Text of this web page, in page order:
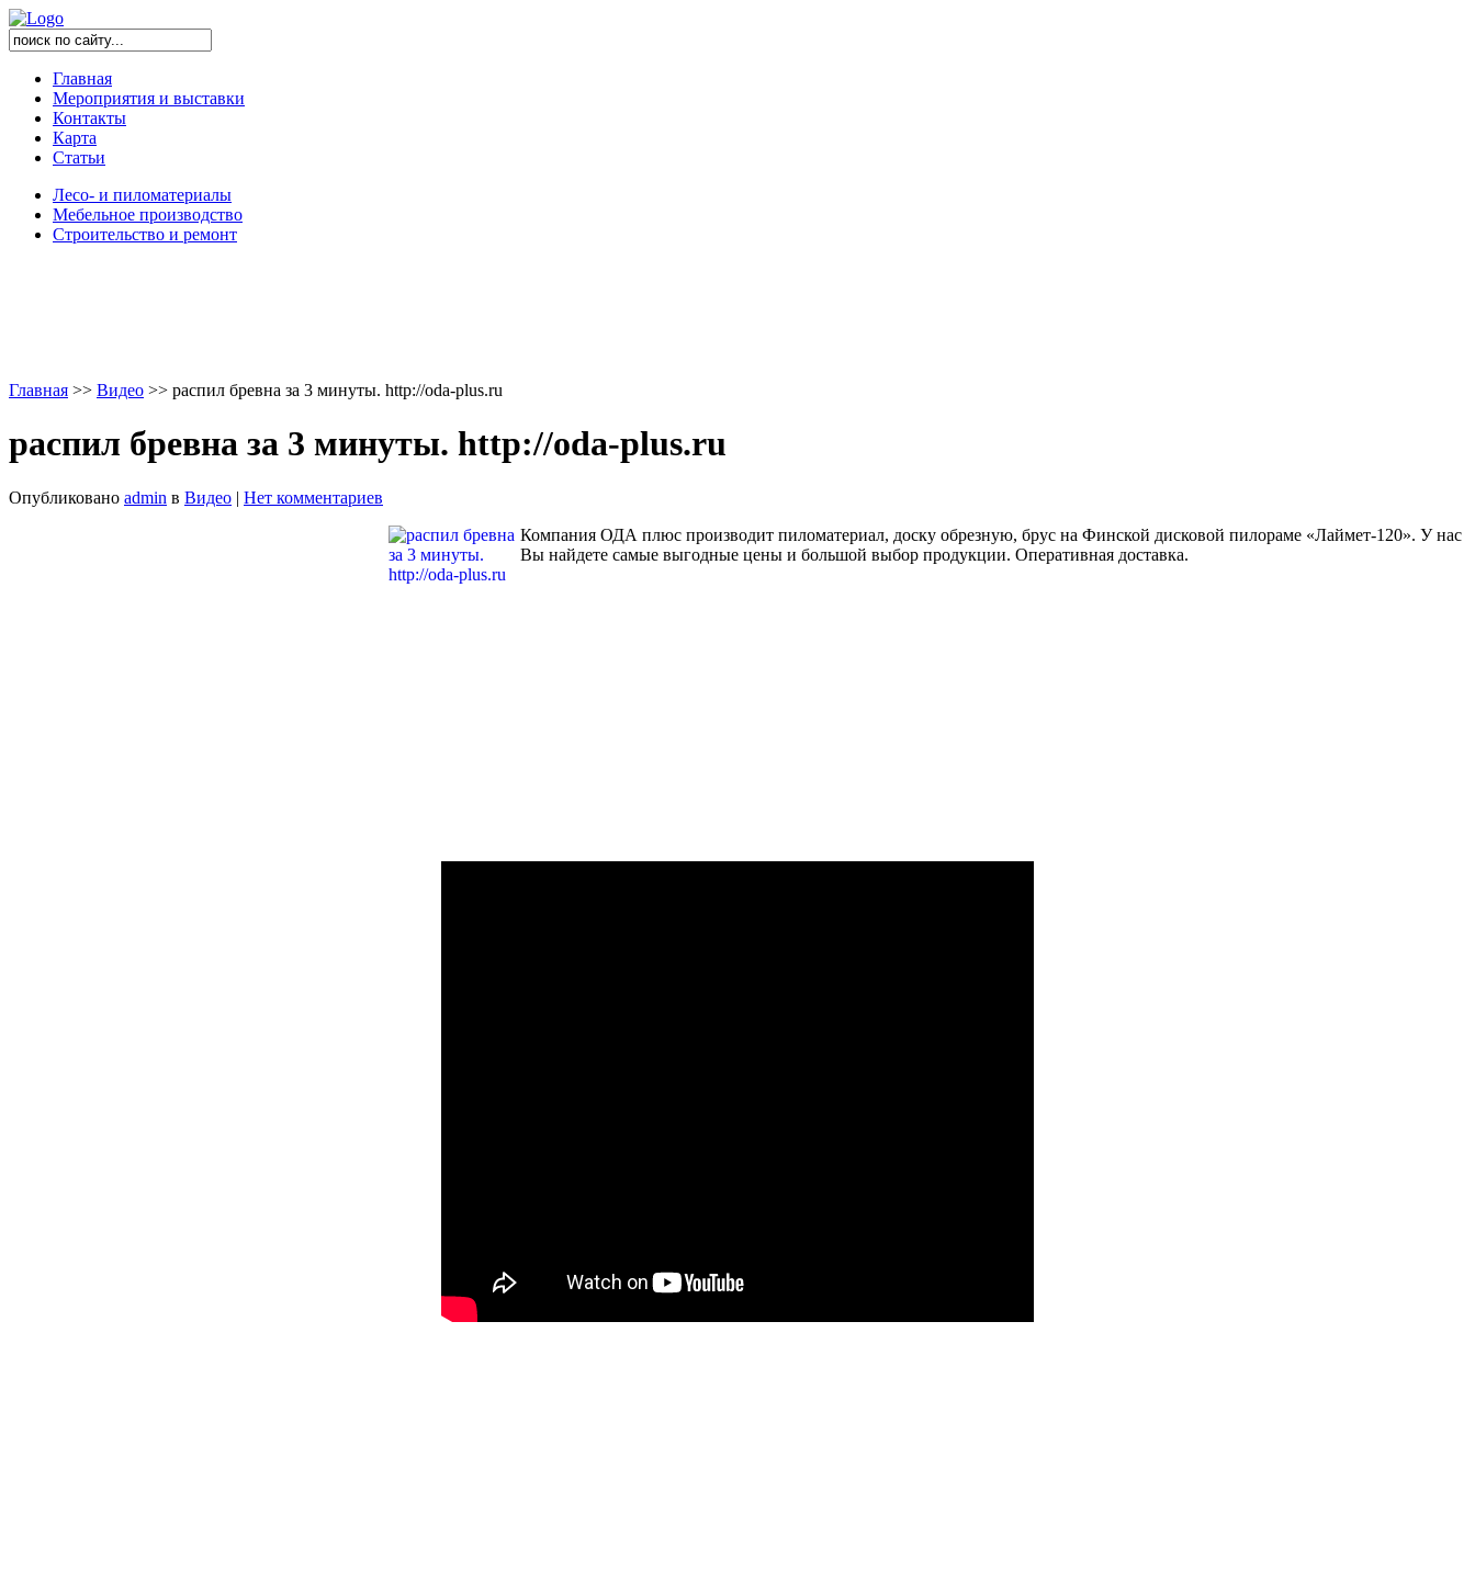
Главная
Мероприятия и выставки
Контакты
Карта
Статьи
Лесо- и пиломатериалы
Мебельное производство
Строительство и ремонт
Главная >> Видео >> распил бревна за 3 минуты. http://oda-plus.ru
распил бревна за 3 минуты. http://oda-plus.ru
Опубликовано admin в Видео | Нет комментариев
Компания ОДА плюс производит пиломатериал, доску обрезную, брус на Финской дисковой пилораме «Лаймет-120». У нас
Вы найдете самые выгодные цены и большой выбор продукции. Оперативная доставка.